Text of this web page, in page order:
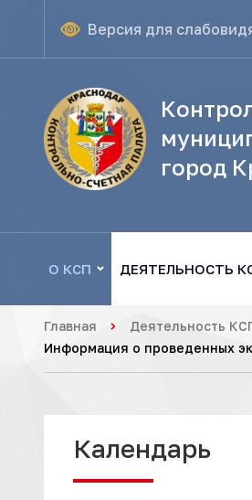
Версия для
город
О КСП ДЕЯТЕЛЬНОСТЬ
Главная Деятельность
Информация о проведенных
Календарь